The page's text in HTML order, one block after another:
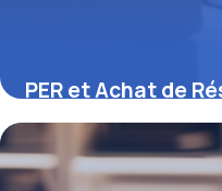
PER et Achat de
Clés d’une
19 mai 2026